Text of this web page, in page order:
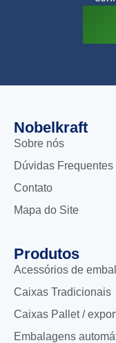
Nobelkraft
Sobre nós
Dúvidas Frequentes
Contato
Mapa do Site
Produtos
Acessórios de
Caixas Tradicionais
Caixas Pallet /
Embalagens